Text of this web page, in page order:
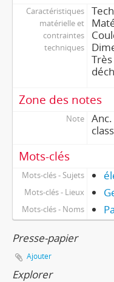
Caractéristiques
matérielle et
contraintes
techniques
Zone des notes
Note
Mots-clés
Mots-clés - Sujets
Mots-clés - Lieux
Mots-clés - Noms
Presse-papier
Ajouter
Explorer